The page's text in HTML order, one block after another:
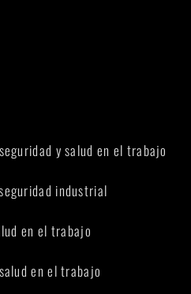
y salud en el trabajo
industrial
en el trabajo
en el trabajo